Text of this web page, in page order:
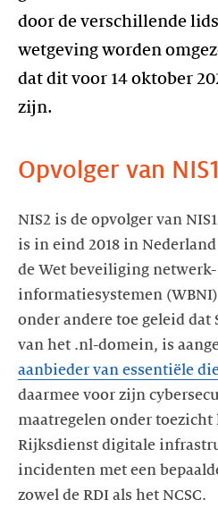
door de verschillende
wetgeving worden
dat dit voor 14 oktober
zijn.
Opvolger van NIS1
NIS2 is de opvolger van
is in eind 2018 in
de Wet beveiliging
informatiesystemen
onder andere toe geleid dat
van het .nl-domein, is
aanbieder van essentiële
daarmee voor zijn
maatregelen onder toezicht
Rijksdienst digitale
incidenten met een
zowel de RDI als het NCSC.